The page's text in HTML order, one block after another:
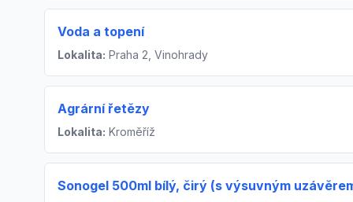
Voda a topení
Lokalita: Praha 2, Vinohrady
Agrární řetězy
Lokalita: Kroměříž
Sonogel 500ml bílý, čirý (s výsuvným